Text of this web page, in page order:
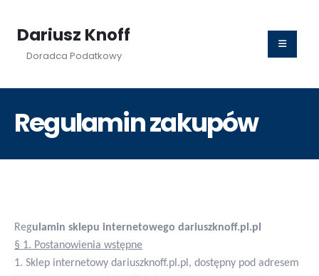
Dariusz Knoff
Doradca Podatkowy
Regulamin zakupów
Regulamin sklepu internetowego dariuszknoff.pl.pl
§ 1. Postanowienia wstępne
1. Sklep internetowy dariuszknoff.pl.pl, dostępny pod adresem